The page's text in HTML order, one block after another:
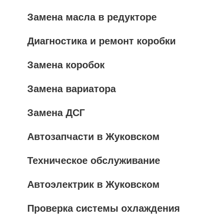
Замена масла в редукторе
Диагностика и ремонт коробки
Замена коробок
Замена вариатора
Замена ДСГ
Автозапчасти в Жуковском
Техническое обслуживание
Автоэлектрик в Жуковском
Проверка системы охлаждения